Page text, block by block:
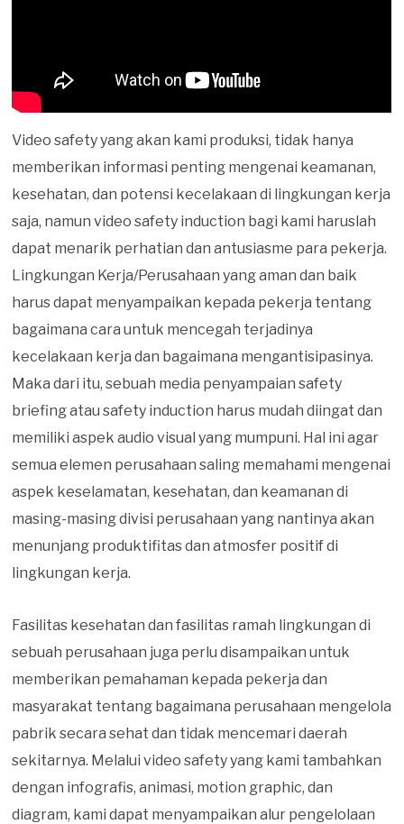
Video safety yang akan kami produksi, tidak hanya
memberikan informasi penting mengenai keamanan,
kesehatan, dan potensi kecelakaan di lingkungan kerja
saja, namun video safety induction bagi kami haruslah
dapat menarik perhatian dan antusiasme para pekerja.
Lingkungan Kerja/Perusahaan yang aman dan baik
harus dapat menyampaikan kepada pekerja tentang
bagaimana cara untuk mencegah terjadinya
kecelakaan kerja dan bagaimana mengantisipasinya.
Maka dari itu, sebuah media penyampaian safety
briefing atau safety induction harus mudah diingat dan
memiliki aspek audio visual yang mumpuni. Hal ini agar
semua elemen perusahaan saling memahami mengenai
aspek keselamatan, kesehatan, dan keamanan di
masing-masing divisi perusahaan yang nantinya akan
menunjang produktifitas dan atmosfer positif di
lingkungan kerja.
Fasilitas kesehatan dan fasilitas ramah lingkungan di
sebuah perusahaan juga perlu disampaikan untuk
memberikan pemahaman kepada pekerja dan
masyarakat tentang bagaimana perusahaan mengelola
pabrik secara sehat dan tidak mencemari daerah
sekitarnya. Melalui video safety yang kami tambahkan
dengan infografis, animasi, motion graphic, dan
diagram, kami dapat menyampaikan alur pengelolaan